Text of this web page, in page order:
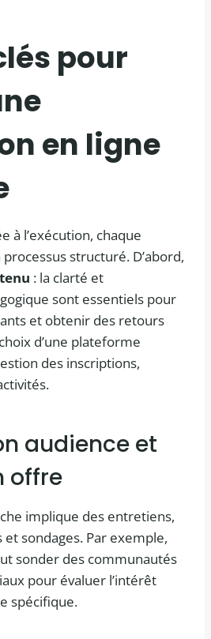
pour
en ligne
à l’exécution, chaque
structuré. D’abord,
: la clarté et
sont essentiels pour
et obtenir des retours
d’une plateforme
des inscriptions,
audience et
offre
implique des entretiens,
sondages. Par exemple,
sonder des communautés
pour évaluer l’intérêt
spécifique.